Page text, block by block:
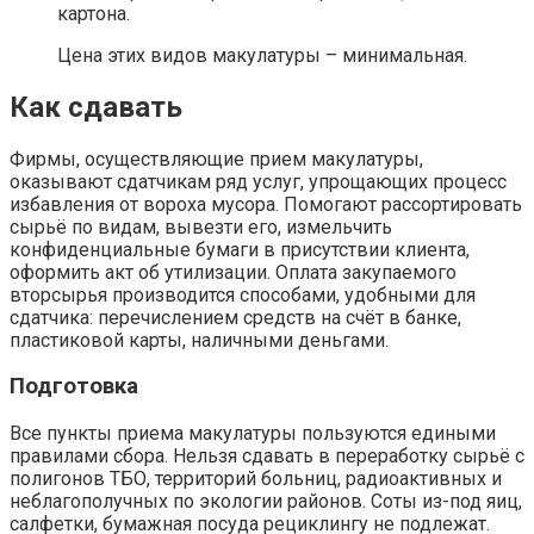
картона.
Цена этих видов макулатуры – минимальная.
Как сдавать
Фирмы, осуществляющие прием макулатуры,
оказывают сдатчикам ряд услуг, упрощающих процесс
избавления от вороха мусора. Помогают рассортировать
сырьё по видам, вывезти его, измельчить
конфиденциальные бумаги в присутствии клиента,
оформить акт об утилизации. Оплата закупаемого
вторсырья производится способами, удобными для
сдатчика: перечислением средств на счёт в банке,
пластиковой карты, наличными деньгами.
Подготовка
Все пункты приема макулатуры пользуются едиными
правилами сбора. Нельзя сдавать в переработку сырьё с
полигонов ТБО, территорий больниц, радиоактивных и
неблагополучных по экологии районов. Соты из-под яиц,
салфетки, бумажная посуда рециклингу не подлежат.